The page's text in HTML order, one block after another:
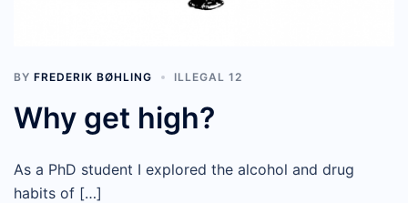
BY FREDERIK BØHLING ILLEGAL 12
Why get high?
As a PhD student I explored the alcohol and drug
habits of […]